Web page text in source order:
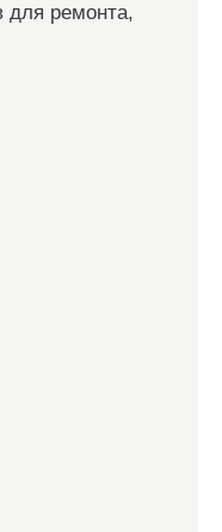
для ремонта,